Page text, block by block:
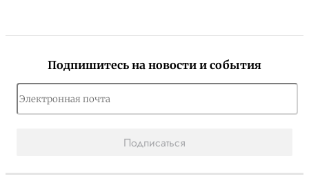
Подпишитесь на новости и события
Подписаться